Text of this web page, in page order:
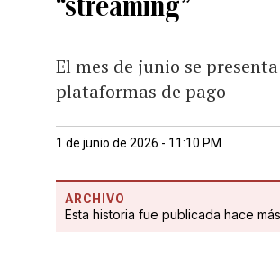
El mes de junio se
plataformas de pago
1 de junio de 2026 - 11:10 PM
ARCHIVO
Esta historia fue publicada hace